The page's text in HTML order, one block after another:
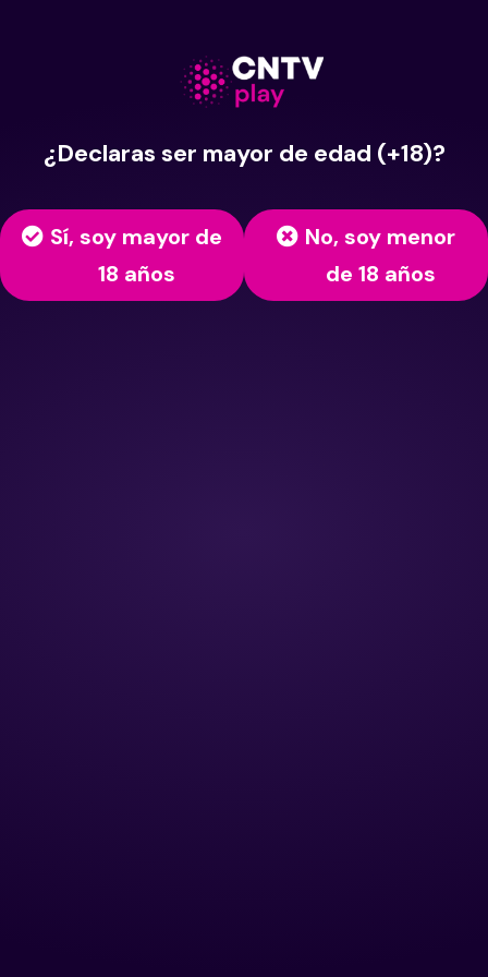
¿Declaras ser mayor de edad (+18)?
Sí, soy mayor de
18 años
No, soy menor
de 18 años